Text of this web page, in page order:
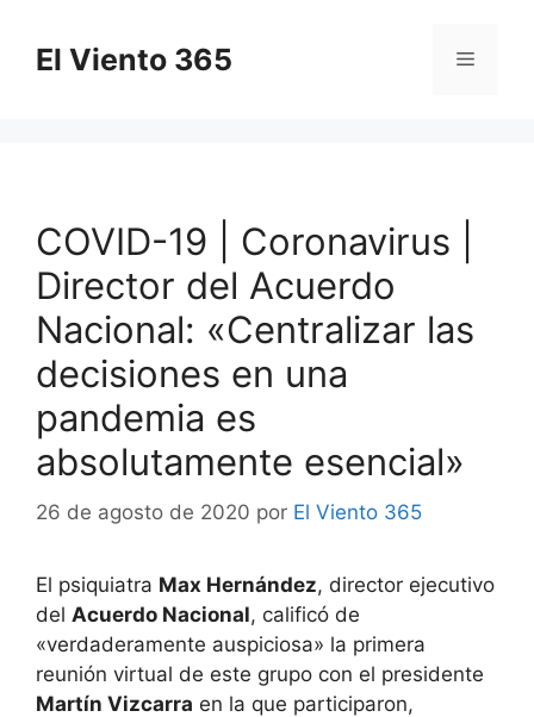
contenido
El Viento 365 Menú
COVID-19 | Coronavirus |
Director del Acuerdo
Nacional: «Centralizar las
decisiones en una
pandemia es
absolutamente esencial»
26 de agosto de 2020 por El Viento 365
El psiquiatra Max Hernández, director ejecutivo
del Acuerdo Nacional, calificó de
«verdaderamente auspiciosa» la primera
reunión virtual de este grupo con el presidente
Martín Vizcarra en la que participaron,